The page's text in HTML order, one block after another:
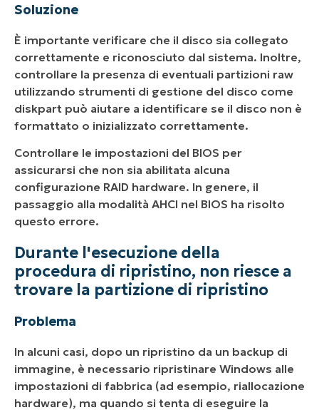
Soluzione
È importante verificare che il disco sia collegato
correttamente e riconosciuto dal sistema. Inoltre,
controllare la presenza di eventuali partizioni raw
utilizzando strumenti di gestione del disco come
diskpart può aiutare a identificare se il disco non è
formattato o inizializzato correttamente.
Controllare le impostazioni del BIOS per
assicurarsi che non sia abilitata alcuna
configurazione RAID hardware. In genere, il
passaggio alla modalità AHCI nel BIOS ha risolto
questo errore.
Durante l'esecuzione della
procedura di ripristino, non riesce a
trovare la partizione di ripristino
Problema
In alcuni casi, dopo un ripristino da un backup di
immagine, è necessario ripristinare Windows alle
impostazioni di fabbrica (ad esempio, riallocazione
hardware), ma quando si tenta di eseguire la